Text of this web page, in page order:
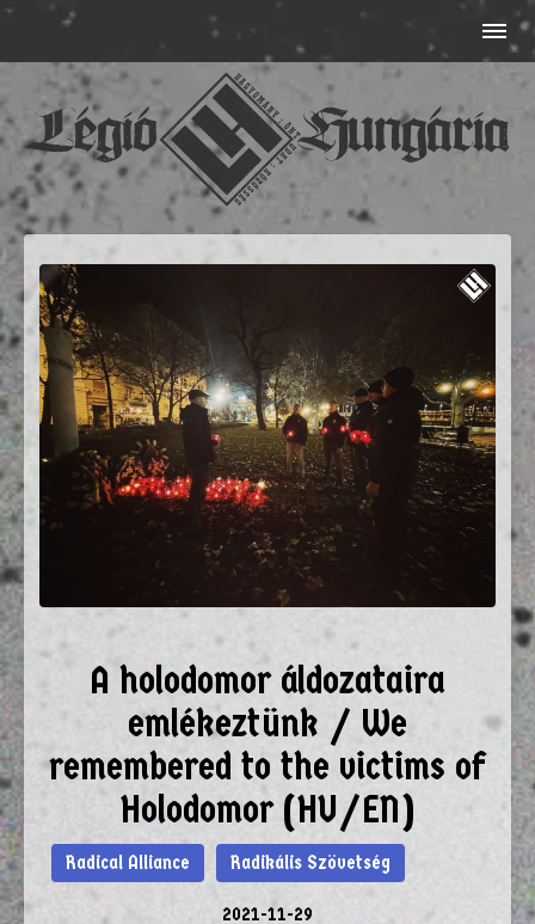
A holodomor áldozataira
emlékeztünk / We
remembered to the victims of
Holodomor (HU/EN)
Radical Alliance Radikális Szövetség
2021-11-29